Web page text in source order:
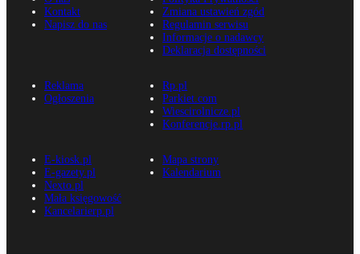
Kontakt
Napisz do nas
Zmiana ustawień zgód
Regulamin serwisu
Informacje o nadawcy
Deklaracja dostępności
Reklama
Ogłoszenia
Rp.pl
Parkiet.com
Wiescirolnicze.pl
Konferencje.rp.pl
E-kiosk.pl
E-gazety.pl
Nexto.pl
Mała księgowość
Kancelarierp.pl
Mapa strony
Kalendarium